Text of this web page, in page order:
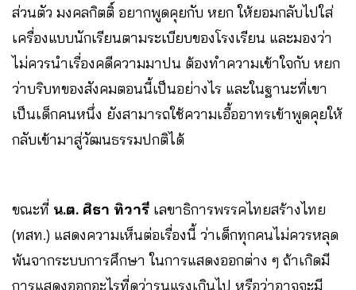
ส่วนตัว มงคลกิตติ์ อยากพูดคุยกับ หยก ให้ยอมกลับไปใส่
เครื่องแบบนักเรียนตามระเบียบของโรงเรียน และมองว่า
ไม่ควรนำเรื่องคดีความมาปน ต้องทำความเข้าใจกับ หยก
ว่าบริบทของสังคมตอนนี้เป็นอย่างไร และในฐานะที่เขา
เป็นเด็กคนหนึ่ง ยังสามารถใช้ความเอื้ออาทรเข้าพูดคุยให้
กลับเข้ามาสู่วัฒนธรรมปกติได้
ขณะที่ น.ต. ศิธา ทิวารี เลขาธิการพรรคไทยสร้างไทย
(ทสท.) แสดงความเห็นต่อเรื่องนี้ ว่าเด็กทุกคนไม่ควรหลุด
พ้นจากระบบการศึกษา ในการแสดงออกต่าง ๆ ถ้าเกิดมี
การแสดงออกอะไรที่ดูว่ารุนแรงเกินไป หรือว่าอาจจะมี